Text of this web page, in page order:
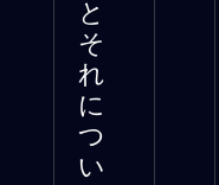
と
そ
れ
に
つ
い